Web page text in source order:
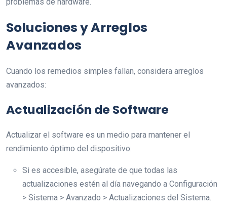
Soluciones y Arreglos
Avanzados
Cuando los remedios simples fallan, considera arreglos
avanzados:
Actualización de Software
Actualizar el software es un medio para mantener el
rendimiento óptimo del dispositivo:
Si es accesible, asegúrate de que todas las
actualizaciones estén al día navegando a Configuración
> Sistema > Avanzado > Actualizaciones del Sistema.